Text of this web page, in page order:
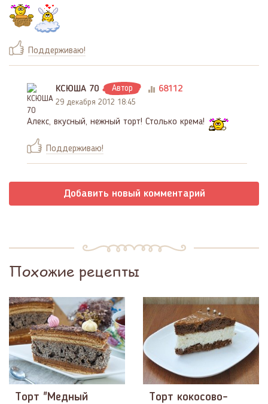
Поддерживаю!
КСЮША 70 Автор 68112
29 декабря 2012 18:45
Алекс, вкусный, нежный торт! Столько крема!
Поддерживаю!
Добавить новый комментарий
Похожие рецепты
Торт "Медный
Торт кокосово-